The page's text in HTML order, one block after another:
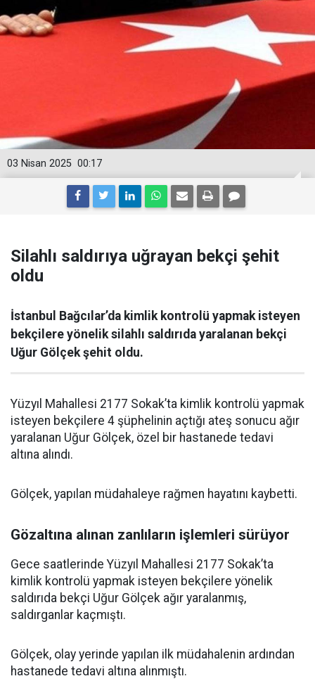
00:17
03 Nisan 2025
Silahlı saldırıya uğrayan bekçi şehit
oldu
İstanbul Bağcılar’da kimlik kontrolü yapmak isteyen
bekçilere yönelik silahlı saldırıda yaralanan bekçi
Uğur Gölçek şehit oldu.
Yüzyıl Mahallesi 2177 Sokak’ta kimlik kontrolü yapmak
isteyen bekçilere 4 şüphelinin açtığı ateş sonucu ağır
yaralanan Uğur Gölçek, özel bir hastanede tedavi
altına alındı.
Gölçek, yapılan müdahaleye rağmen hayatını kaybetti.
Gözaltına alınan zanlıların işlemleri sürüyor
Gece saatlerinde Yüzyıl Mahallesi 2177 Sokak’ta
kimlik kontrolü yapmak isteyen bekçilere yönelik
saldırıda bekçi Uğur Gölçek ağır yaralanmış,
saldırganlar kaçmıştı.
Gölçek, olay yerinde yapılan ilk müdahalenin ardından
hastanede tedavi altına alınmıştı.